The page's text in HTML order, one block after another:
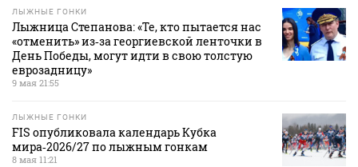
ЛЫЖНЫЕ ГОНКИ
Лыжница Степанова: «Те, кто пытается нас
«отменить» из‑за георгиевской ленточки в
День Победы, могут идти в свою толстую
еврозадницу»
9 мая 21:55
ЛЫЖНЫЕ ГОНКИ
FIS опубликовала календарь Кубка
мира‑2026/27 по лыжным гонкам
8 мая 11:21